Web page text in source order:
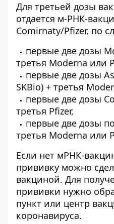
Для третьей дозы
отдается м-РНК-
Comirnaty/Pfizer, по
первые две дозы
третья Moderna или
первые две дозы
SKBio) + третья
первые две дозы
третья Pfizer,
первые две дозы
третья Moderna или
Если нет мРНК-
прививку можно
вакциной. Для
прививки нужно
пункт или центр
коронавируса.